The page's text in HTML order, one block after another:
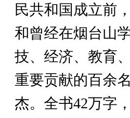
民共和国成立前
和曾经在烟台山
技、经济、教育
重要贡献的百余
杰。全书42万字